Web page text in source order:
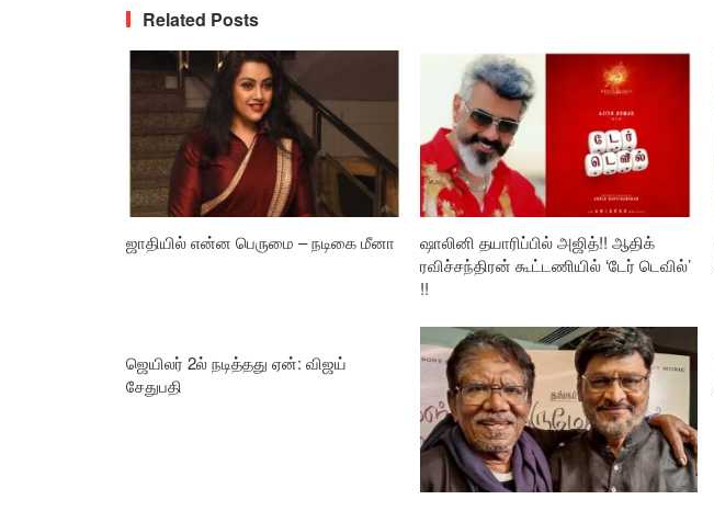
Related Posts
ஜாதியில் என்ன பெருமை – நடிகை மீனா
ஷாலினி தயாரிப்பில் அஜித்!! ஆதிக்
ரவிச்சந்திரன் கூட்டணியில் ‘டேர் டெவில்’
!!
ஜெயிலர் 2ல் நடித்தது ஏன்: விஜய்
சேதுபதி